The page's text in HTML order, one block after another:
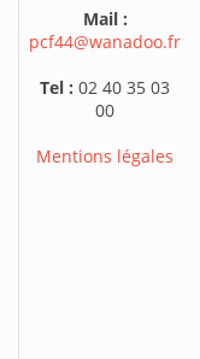
Mail :
pcf44@wanadoo.fr
Tel : 02 40 35 03
00
Mentions légales